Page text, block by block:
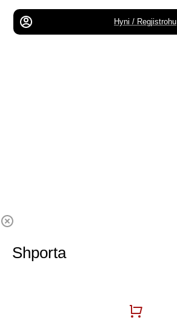
Hyni / Regjistrohu
Shporta